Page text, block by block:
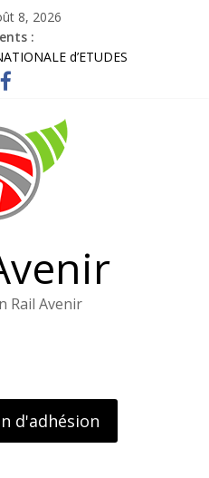
8, 2026
:
d’ETUDES
Octobre 2025
d’améliorer l’information
2025
Rail Avenir
d'adhésion